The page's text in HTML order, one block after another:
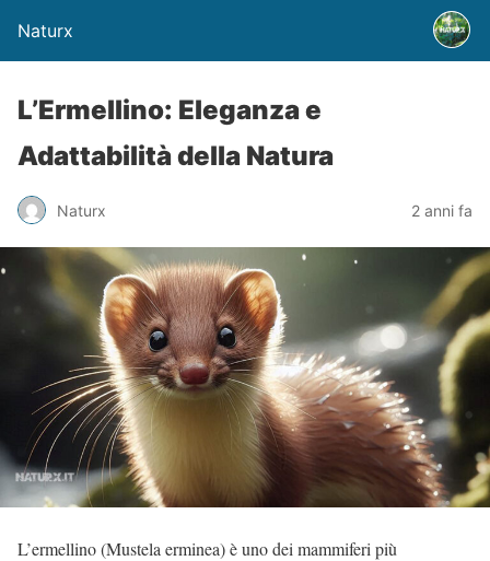
Naturx
L’Ermellino: Eleganza e
Adattabilità della Natura
Naturx 2 anni fa
L’ermellino (Mustela erminea) è uno dei mammiferi più